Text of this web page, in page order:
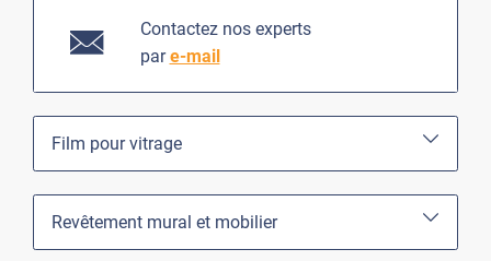
Contactez nos experts
pare-mail
Film pour vitrage
Revêtement mural et mobilier